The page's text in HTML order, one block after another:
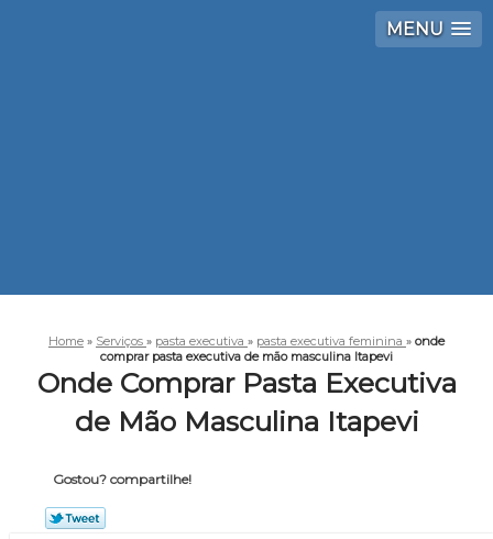
MENU
Home » Serviços » pasta executiva » pasta executiva feminina » onde
comprar pasta executiva de mão masculina Itapevi
Onde Comprar Pasta Executiva
de Mão Masculina Itapevi
Gostou? compartilhe!